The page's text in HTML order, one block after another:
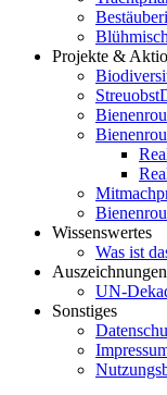
Projekte &
Wissenswertes
Was ist
Auszeichnungen
UN-
Sonstiges